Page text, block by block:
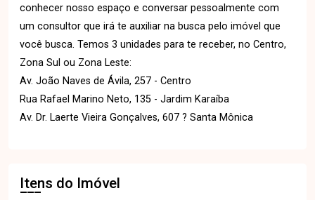
conhecer nosso espaço e conversar pessoalmente com
um consultor que irá te auxiliar na busca pelo imóvel que
você busca. Temos 3 unidades para te receber, no Centro,
Zona Sul ou Zona Leste:
Av. João Naves de Ávila, 257 - Centro
Rua Rafael Marino Neto, 135 - Jardim Karaíba
Av. Dr. Laerte Vieira Gonçalves, 607 ? Santa Mônica
Itens do Imóvel